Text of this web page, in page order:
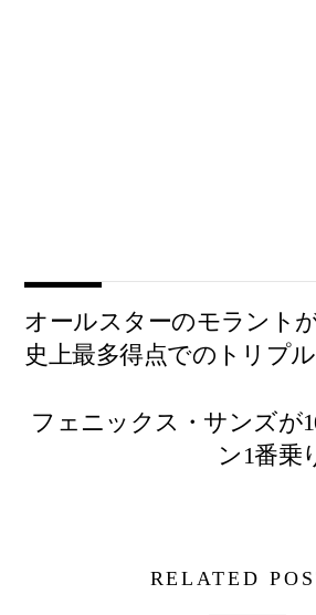
オールスターのモラント
史上最多得点でのトリプ
フェニックス・サンズが
ン1番乗
RELATED